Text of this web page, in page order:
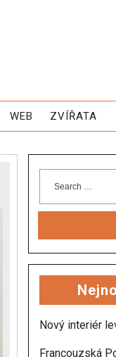
WEB ZVÍŘATA
Nový interiér
Francouzská